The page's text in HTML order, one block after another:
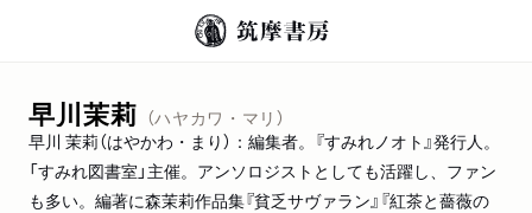
早川茉莉 （ハヤカワ・マリ）
早川 茉莉（はやかわ・まり）：編集者。『すみれノオト』発行人。
「すみれ図書室」主催。アンソロジストとしても活躍し、ファン
も多い。編著に森茉莉作品集『貧乏サヴァラン』『紅茶と薔薇の